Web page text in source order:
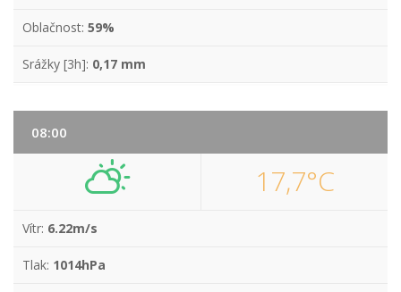
Oblačnost: 59%
Srážky [3h]: 0,17 mm
08:00
17,7°C
Vítr: 6.22m/s
Tlak: 1014hPa